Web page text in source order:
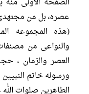
عصره، بل من
(هذه المجموعه
والنواعی من
العصر والزمان ،
ورسوله خاتم
الطاهرین صلوات